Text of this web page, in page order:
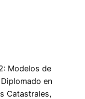
Modelos de
en
Catastrales,